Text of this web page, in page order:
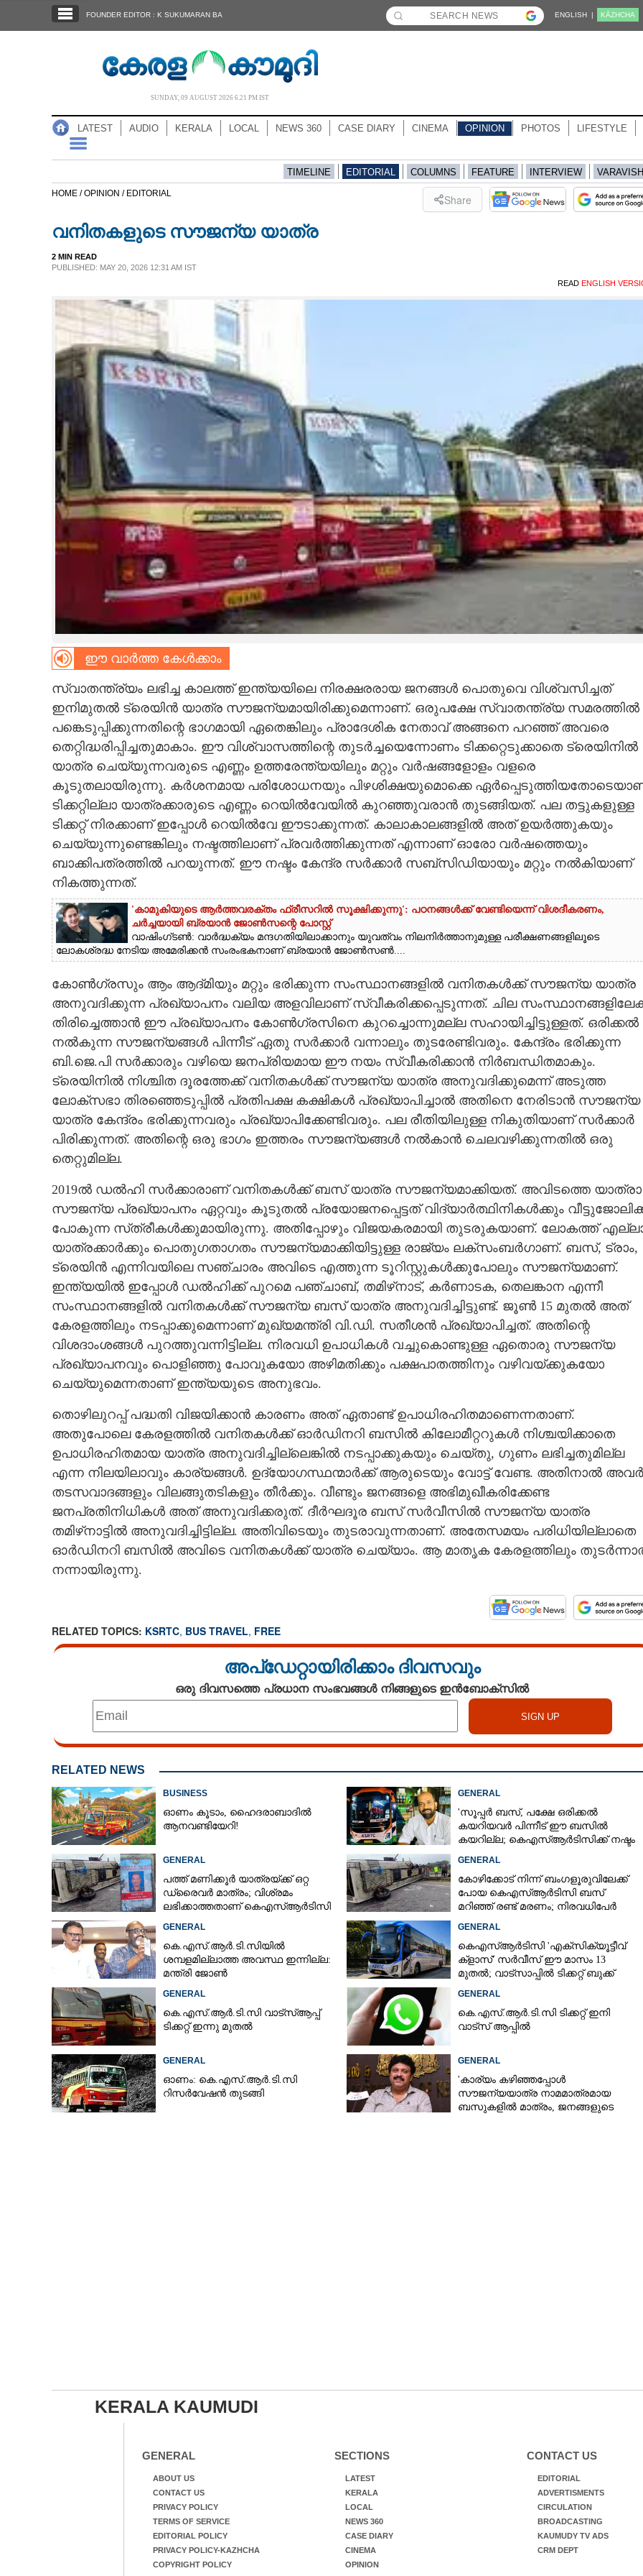
NOTIFIED NEWS
LIFESTYLE
SPIRITUAL
CARTOONS
LITERATURE
CONTACT US
FOUNDER EDITOR : K SUKUMARAN BA ENGLISH | KĀZHCHA
SUNDAY, 09 AUGUST 2026 6.21 PM IST
LATEST AUDIO KERALA LOCAL NEWS 360 CASE DIARY CINEMA OPINION PHOTOS LIFESTYLE
TIMELINE EDITORIAL COLUMNS FEATURE INTERVIEW
HOME /OPINION / EDITORIAL Share
വനിതകളുടെ സൗജന്യ യാത്ര
2 MIN READ
PUBLISHED: MAY 20, 2026 12:31 AM IST
READ ENGLISH
ഈ വാർത്ത കേൾക്കാം
സ്വാതന്ത്ര്യ‌ം ലഭിച്ച കാലത്ത് ഇന്ത്യയിലെ നിരക്ഷരരായ ജനങ്ങൾ പൊതുവെ വിശ്വസിച്ചത്
ഇനിമുതൽ ട്രെയിൻ യാത്ര സൗജന്യമായിരിക്കുമെന്നാണ്. ഒരുപക്ഷേ സ്വാതന്ത്ര്യ സമരത്തിൽ
പങ്കെടുപ്പിക്കുന്നതിന്റെ ഭാഗമായി ഏതെങ്കിലും പ്രാദേശിക നേതാവ് അങ്ങനെ പറഞ്ഞ് അവരെ
തെറ്റിദ്ധരിപ്പിച്ചതുമാകാം. ഈ വിശ്വാസത്തിന്റെ തുടർച്ചയെന്നോണം ടിക്കറ്റെടുക്കാതെ ട്രെയിനിൽ
യാത്ര ചെയ്യുന്നവരുടെ എണ്ണം ഉത്തരേന്ത്യയിലും മറ്റും വർഷങ്ങളോളം വളരെ
കൂടുതലായിരുന്നു. കർശനമായ പരിശോധനയും പിഴശിക്ഷയുമൊക്കെ
ടിക്കറ്റില്ലാ യാത്രക്കാരുടെ എണ്ണം റെയിൽവേയിൽ കുറഞ്ഞുവരാൻ തുടങ്ങിയത്. പല തട്ടുകളുള്ള
ടിക്കറ്റ് നിരക്കാണ് ഇപ്പോൾ റെയിൽവേ ഈടാക്കുന്നത്. കാലാകാലങ്ങളിൽ അത് ഉയർത്തുകയും
ചെയ്യുന്നുണ്ടെങ്കിലും നഷ്ടത്തിലാണ് പ്രവർത്തിക്കുന്നത് എന്നാണ് ഓരോ വർഷത്തെയും
ബാക്കിപത്രത്തിൽ പറയുന്നത്. ഈ നഷ്ടം കേന്ദ്ര സർക്കാർ സബ്‌സിഡിയായും മറ്റും നൽകിയാണ്
നികത്തുന്നത്.
'കാമുകിയുടെ ആർത്തവരക്തം ഫ്രീസറിൽ സൂക്ഷിക്കുന്നു': പഠനങ്ങൾക്ക് വേണ്ടിയെന്ന് വിശദീകരണം,​
ചർച്ചയായി ബ്രയാൻ ജോൺസന്റെ പോസ്റ്റ്
വാഷിംഗ്ടൺ: വാർദ്ധക്യം മന്ദഗതിയിലാക്കാനും യുവത്വം നിലനിർത്താനുമുള്ള പരീക്ഷണങ്ങളിലൂടെ
ലോകശ്രദ്ധ നേടിയ അമേരിക്കൻ സംരംഭകനാണ് ബ്രയാൻ ജോൺസൺ....
കോൺഗ്രസും ആം ആദ്‌മിയും മറ്റും ഭരിക്കുന്ന സംസ്ഥാനങ്ങളിൽ വനിതകൾക്ക് സൗജന്യ യാത്ര
അനുവദിക്കുന്ന പ്രഖ്യാപനം വലിയ അളവിലാണ് സ്വീകരിക്കപ്പെടുന്നത്. ചില
തിരിച്ചെത്താൻ ഈ പ്രഖ്യാപനം കോൺഗ്രസിനെ കുറച്ചൊന്നുമല്ല സഹായിച്ചിട്ടുള്ളത്. ഒരിക്കൽ
നൽകുന്ന സൗജന്യങ്ങൾ പിന്നീട് ഏതു സർക്കാർ വന്നാലും തുടരേണ്ടിവരും. കേന്ദ്രം ഭരിക്കുന്ന
ബി.ജെ.പി സർക്കാരും വഴിയെ ജനപ്രിയമായ ഈ നയം സ്വീകരിക്കാൻ നിർബന്ധിതമാകും.
ട്രെയിനിൽ നിശ്ചിത ദൂരത്തേക്ക് വനിതകൾക്ക് സൗജന്യ യാത്ര അനുവദിക്കുമെന്ന് അടുത്ത
ലോക‌്‌സഭാ തിരഞ്ഞെടുപ്പിൽ പ്രതിപക്ഷ കക്ഷികൾ പ്രഖ്യാപിച്ചാൽ അതിനെ നേരിടാൻ സൗജന്യ
യാത്ര കേന്ദ്രം ഭരിക്കുന്നവരും പ്രഖ്യാപിക്കേണ്ടിവരും. പല രീതിയിലുള്ള നികുതിയാണ് സർക്കാർ
പിരിക്കുന്നത്. അതിന്റെ ഒരു ഭാഗം ഇത്തരം സൗജന്യങ്ങൾ നൽകാൻ ചെലവഴിക്കുന്നതിൽ ഒരു
തെറ്റുമില്ല.
2019ൽ ഡൽഹി സർക്കാരാണ് വനിതകൾക്ക് ബസ് യാത്ര സൗജന്യമാക്കിയത്. അവിടത്തെ യാത്രാ
സൗജന്യ പ്രഖ്യാപനം ഏറ്റവും കൂടുതൽ പ്രയോജനപ്പെട്ടത് വിദ്യാർത്ഥിനികൾക്കും
പോകുന്ന സ്‌ത്രീകൾക്കുമായിരുന്നു. അതിപ്പോഴും വിജയകരമായി തുടരുകയാണ്. ലോകത്ത്
യാത്രക്കാർക്കും പൊതുഗതാഗതം സൗജന്യമാക്കിയിട്ടുള്ള രാജ്യം ലക്‌സംബർഗാണ്. ബസ്, ട്രാം,
ട്രെയിൻ എന്നിവയിലെ സഞ്ചാരം അവിടെ എത്തുന്ന ടൂറിസ്റ്റുകൾക്കുപോലും സൗജന്യമാണ്.
ഇന്ത്യയിൽ ഇപ്പോൾ ഡൽഹിക്ക് പുറമെ പഞ്ചാബ്, തമിഴ്‌നാട്, കർണാടക, തെലങ്കാന എന്നീ
സംസ്ഥാനങ്ങളിൽ വനിതകൾക്ക് സൗജന്യ ബസ് യാത്ര അനുവദിച്ചിട്ടുണ്ട്. ജൂൺ 15 മുതൽ അത്
കേരളത്തിലും നടപ്പാക്കുമെന്നാണ് മുഖ്യമന്ത്രി വി.ഡി. സതീശൻ പ്രഖ്യാപിച്ചത്. അതിന്റെ
വിശദാംശങ്ങൾ പുറത്തുവന്നിട്ടില്ല. നിരവധി ഉപാധികൾ വച്ചുകൊണ്ടുള്ള ഏതൊരു സൗജന്യ
പ്രഖ്യാപനവും പൊളിഞ്ഞു പോവുകയോ അഴിമതിക്കും പക്ഷപാതത്തിനും വഴിവയ്ക്കുകയോ
ചെയ്യുമെന്നതാണ് ഇന്ത്യയുടെ അനുഭവം.
തൊഴിലുറപ്പ് പദ്ധതി വിജയിക്കാൻ കാരണം അത് ഏതാണ്ട് ഉപാധിരഹിതമാണെന്നതാണ്.
അതുപോലെ കേരളത്തിൽ വനിതകൾക്ക് ഓർഡിനറി ബസിൽ കിലോമീറ്ററുകൾ നിശ്ചയിക്കാതെ
ഉപാധിരഹിതമായ യാത്ര അനുവദിച്ചില്ലെങ്കിൽ നടപ്പാക്കുകയും ചെയ്തു, ഗുണം ലഭിച്ചതുമില്ല
എന്ന നിലയിലാവും കാര്യങ്ങൾ. ഉദ്യോഗസ്ഥന്മാർക്ക് ആരുടെയും വോട്ട് വേണ്ട. അതിനാൽ അവർ
തടസവാദങ്ങളും വിലങ്ങുതടികളും തീർക്കും. വീണ്ടും ജനങ്ങളെ അഭിമുഖീകരിക്കേണ്ട
ജനപ്രതിനിധികൾ അത് അനുവദിക്കരുത്. ദീർഘദൂര ബസ് സർവീസിൽ സൗജന്യ യാത്ര
തമിഴ്‌നാട്ടിൽ അനുവദിച്ചിട്ടില്ല. അതിവിടെയും തുടരാവുന്നതാണ്. അതേസമയം പരിധിയില്ലാതെ
ഓർഡിനറി ബസിൽ അവിടെ വനിതകൾക്ക് യാത്ര ചെയ്യാം. ആ മാതൃക കേരളത്തിലും
നന്നായിരുന്നു.
RELATED TOPICS: KSRTC, BUS TRAVEL, FREE
അപ്ഡേറ്റായിരിക്കാം ദിവസവും
ഒരു ദിവസത്തെ പ്രധാന സംഭവങ്ങൾ നിങ്ങളുടെ ഇൻബോക്സിൽ
RELATED NEWS
BUSINESS
ഓണം കൂടാം, ഹൈദരാബാദിൽ
ആനവണ്ടിയേറി!
GENERAL
'സൂപ്പർ ബസ്, പക്ഷേ ഒരിക്കൽ
കയറിയവർ പിന്നീട് ഈ ബസിൽ
കയറില്ല; കെഎസ്ആർടിസിക്ക് നഷ്ടം
GENERAL
പത്ത് മണിക്കൂർ യാത്രയ്‌ക്ക് ഒറ്റ
ഡ്രൈവർ മാത്രം; വിശ്രമം
ലഭിക്കാത്തതാണ് കെഎസ്‌ആർടിസി
GENERAL
കോഴിക്കോട് നിന്ന് ബംഗളൂരുവിലേക്ക്
പോയ കെഎസ്‌ആർടിസി ബസ്
മറിഞ്ഞ് രണ്ട് മരണം; നിരവധിപേർ
GENERAL
കെ.എസ്.ആർ.ടി.സിയിൽ
ശമ്പളമില്ലാത്ത അവസ്ഥ ഇന്നില്ല:
മന്ത്രി ജോൺ
GENERAL
കെഎസ്‌ആർടിസി 'എക്‌സിക്യൂട്ടീവ്
ക്ളാസ്' സർവീസ് ഈ മാസം 13
മുതൽ; വാട്‌സാപ്പിൽ ടിക്കറ്റ് ബുക്ക്
GENERAL
കെ.എസ്.ആർ.ടി.സി വാട്സ്ആപ്പ്
ടിക്കറ്റ് ഇന്നു മുതൽ
GENERAL
കെ.എസ്.ആർ.ടി.സി ടിക്കറ്റ് ഇനി
വാട്സ് ആപ്പിൽ
GENERAL
ഓണം: കെ.എസ്.ആർ.ടി.സി
റിസർവേഷൻ തുടങ്ങി
GENERAL
'കാര്യം കഴിഞ്ഞപ്പോൾ
സൗജന്യയാത്ര നാമമാത്രമായ
ബസുകളിൽ മാത്രം, ജനങ്ങളുടെ
KERALA KAUMUDI
GENERAL
ABOUT US
CONTACT US
PRIVACY POLICY
TERMS OF SERVICE
EDITORIAL POLICY
PRIVACY POLICY-KAZHCHA
COPYRIGHT POLICY
SECTIONS
LATEST
KERALA
LOCAL
NEWS 360
CASE DIARY
CINEMA
OPINION
CONTACT US
EDITORIAL
ADVERTISMENTS
CIRCULATION
BROADCASTING
KAUMUDY TV ADS
CRM DEPT
വനിതകളുടെ സൗജന്യ യാത്ര
Share this link